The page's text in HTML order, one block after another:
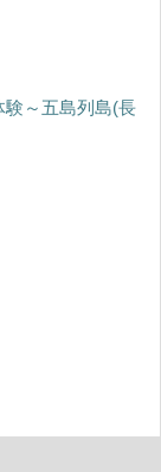
～五島列島(長